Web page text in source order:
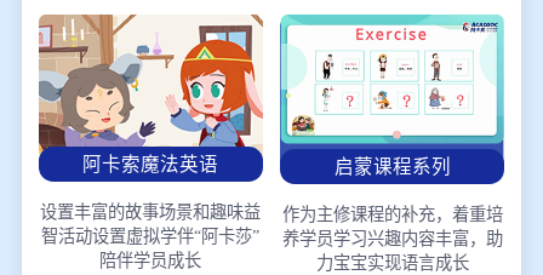
阿卡索魔法英语
设置丰富的故事场景和趣味益
智活动设置虚拟学伴“阿卡莎”
陪伴学员成长
启蒙课程系列
作为主修课程的补充，着重培
养学员学习兴趣内容丰富，助
力宝宝实现语言成长